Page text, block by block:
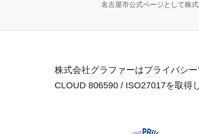
名古屋市公式ページとして株
株式会社グラファーはプライバシ
CLOUD 806590 / ISO27017を取得